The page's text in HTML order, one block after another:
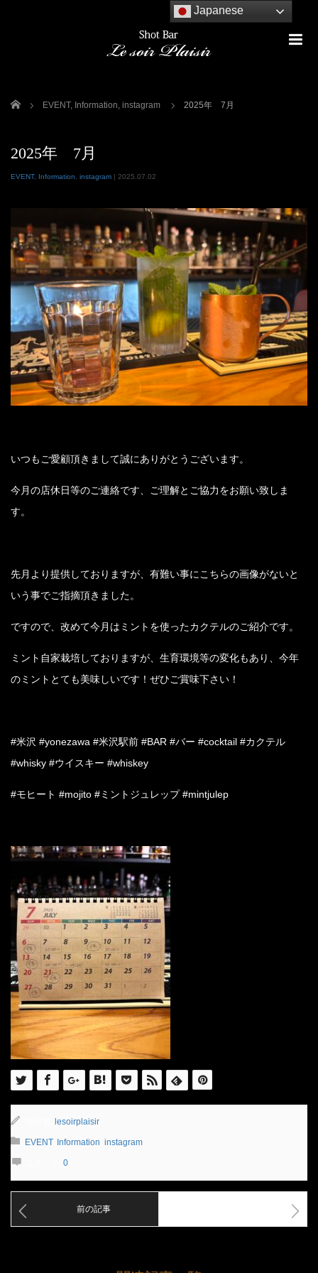
ホーム EVENT, Information, instagram 2025年 7月
2025年 7月
EVENT, Information instagram | 2025.07.02
いつもご愛顧頂きまして誠にありがとうございます。
今月の店休日等のご連絡です、ご理解とご協力をお願い致しま
す。
先月より提供しておりますが、有難い事にこちらの画像がないと
いう事でご指摘頂きました。
ですので、改めて今月はミントを使ったカクテルのご紹介です。
ミント自家栽培しておりますが、生育環境等の変化もあり、今年
のミントとても美味しいです！ぜひご賞味下さい！
#米沢 #yonezawa #米沢駅前 #BAR #バー #cocktail #カクテル
#whisky #ウイスキー #whiskey
#モヒート #mojito #ミントジュレップ #mintjulep
lesoirplaisir
EVENT, Information instagram
0
前の記事
Japanese